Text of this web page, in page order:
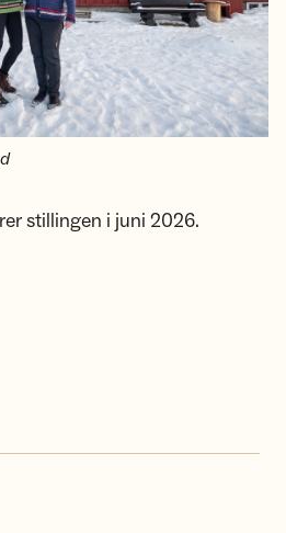
stillingen i juni 2026.